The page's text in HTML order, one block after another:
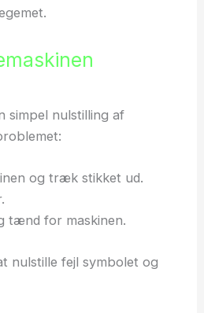
simpel nulstilling af
og træk stikket ud.
tænd for maskinen.
nulstille fejl symbolet og